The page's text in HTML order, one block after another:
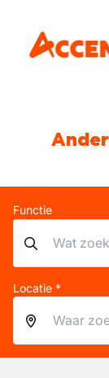
Functie
Locatie *